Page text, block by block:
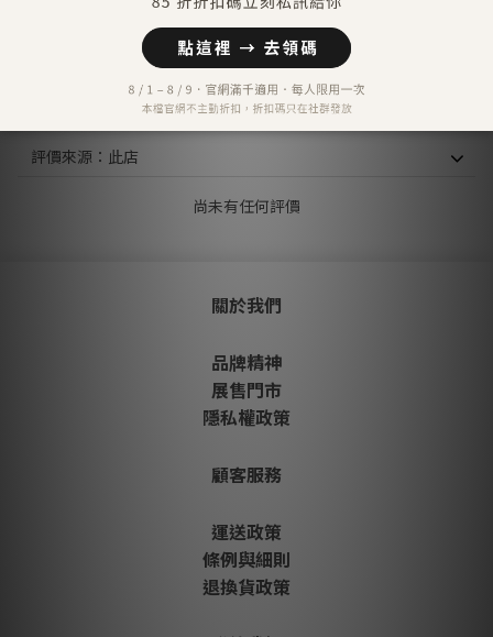
顧客評價
尚未有任何評價
關於我們
品牌精神
展售門市
隱私權政策
顧客服務
運送政策
條例與細則
退換貨政策